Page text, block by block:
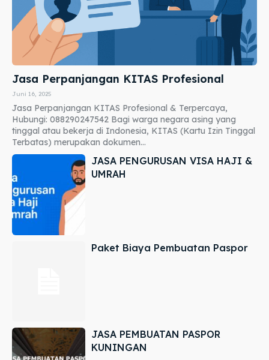
Jasa Perpanjangan KITAS Profesional
Juni 16, 2025
Jasa Perpanjangan KITAS Profesional & Terpercaya,
Hubungi: 088290247542 Bagi warga negara asing yang
tinggal atau bekerja di Indonesia, KITAS (Kartu Izin Tinggal
Terbatas) merupakan dokumen...
JASA PENGURUSAN VISA HAJI &
UMRAH
Paket Biaya Pembuatan Paspor
JASA PEMBUATAN PASPOR
KUNINGAN